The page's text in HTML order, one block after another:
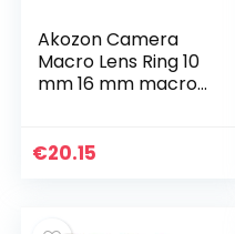
Akozon Camera
Macro Lens Ring 10
mm 16 mm macro
Sony FE/E camera
€20.15